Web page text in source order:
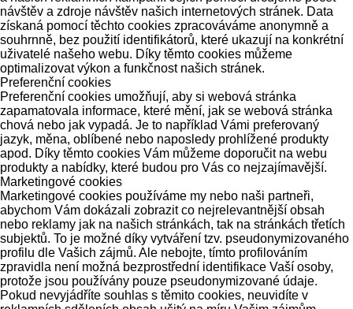
návštěv a zdroje návštěv našich internetových stránek. Data
získaná pomocí těchto cookies zpracováváme anonymně a
souhrnně, bez použití identifikátorů, které ukazují na konkrétní
uživatelé našeho webu. Díky těmto cookies můžeme
optimalizovat výkon a funkčnost našich stránek.
Preferenční cookies
Preferenční cookies umožňují, aby si webová stránka
zapamatovala informace, které mění, jak se webová stránka
chová nebo jak vypadá. Je to například Vámi preferovaný
jazyk, měna, oblíbené nebo naposledy prohlížené produkty
apod. Díky těmto cookies Vám můžeme doporučit na webu
produkty a nabídky, které budou pro Vás co nejzajímavější.
Marketingové cookies
Marketingové cookies používáme my nebo naši partneři,
abychom Vám dokázali zobrazit co nejrelevantnější obsah
nebo reklamy jak na našich stránkách, tak na stránkách třetích
subjektů. To je možné díky vytváření tzv. pseudonymizovaného
profilu dle Vašich zájmů. Ale nebojte, tímto profilováním
zpravidla není možná bezprostřední identifikace Vaší osoby,
protože jsou používány pouze pseudonymizované údaje.
Pokud nevyjádříte souhlas s těmito cookies, neuvidíte v